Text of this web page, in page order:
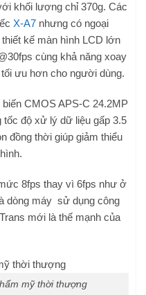
khối lượng chỉ 370g. Các
X-A7 nhưng có ngoại
kế màn hình LCD lớn
cùng khả năng xoay
ưu hơn cho người dùng.
CMOS APS-C 24.2MP
độ xử lý dữ liệu gấp 3.5
đồng thời giúp giảm thiểu
8fps thay vì 6fps như ở
dòng máy sử dụng công
mới là thế mạnh của
mỹ thời thượng